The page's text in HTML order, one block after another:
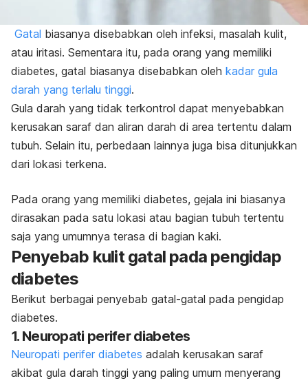
Gatal biasanya disebabkan oleh infeksi, masalah kulit,
atau iritasi. Sementara itu, pada orang yang memiliki
diabetes, gatal biasanya disebabkan oleh kadar gula
darah yang terlalu tinggi.
Gula darah yang tidak terkontrol dapat menyebabkan
kerusakan saraf dan aliran darah di area tertentu dalam
tubuh. Selain itu, perbedaan lainnya juga bisa ditunjukkan
dari lokasi terkena.
Pada orang yang memiliki diabetes, gejala ini biasanya
dirasakan pada satu lokasi atau bagian tubuh tertentu
saja yang umumnya terasa di bagian kaki.
Penyebab kulit gatal pada pengidap
diabetes
Berikut berbagai penyebab gatal-gatal pada pengidap
diabetes.
1. Neuropati perifer diabetes
Neuropati perifer diabetes adalah kerusakan saraf
akibat gula darah tinggi yang paling umum menyerang